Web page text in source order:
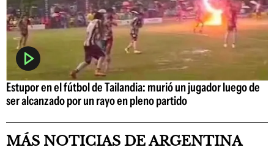
Estupor en el fútbol de Tailandia: murió un jugador luego de
ser alcanzado por un rayo en pleno partido
MÁS NOTICIAS DE ARGENTINA